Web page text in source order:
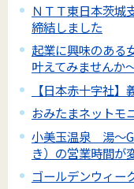
ＮＴＴ東日本茨城
締結しました
起業に興味のある
叶えて
【日本赤十字社
おみたまネットモ
小美玉温泉 湯～
き）の営業時間が
ゴールデンウィー